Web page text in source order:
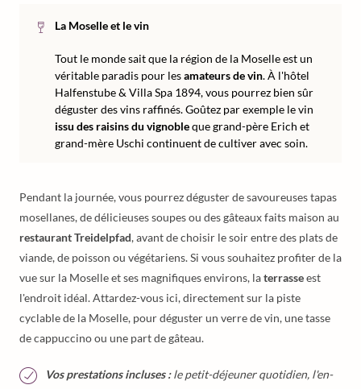
La Moselle et le vin
Tout le monde sait que la région de la Moselle est un
véritable paradis pour lesamateurs de vin. À l'hôtel
Halfenstube & Villa Spa 1894, vous pourrez bien sûr
déguster des vins raffinés. Goûtez par exemple le vin
issu des raisins du vignobleque grand-père Erich et
grand-mère Uschi continuent de cultiver avec soin.
Pendant la journée, vous pourrez déguster de savoureuses tapas
mosellanes, de délicieuses soupes ou des gâteaux faits maison au
restaurant Treidelpfad, avant de choisir le soir entre des plats de
viande, de poisson ou végétariens. Si vous souhaitez profiter de la
vue sur la Moselle et ses magnifiques environs, laterrasseest
l'endroit idéal. Attardez-vous ici, directement sur la piste
cyclable de la Moselle, pour déguster un verre de vin, une tasse
de cappuccino ou une part de gâteau.
Vos prestations incluses :le petit-déjeuner quotidien, l'en-